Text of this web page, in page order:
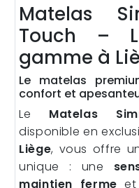
Matelas
Touch –
gamme à
Le matelas
confort et
Le Matelas
disponible en
Liège, vous offre
unique : une
maintien ferme